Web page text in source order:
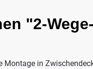
"2-
Montage in